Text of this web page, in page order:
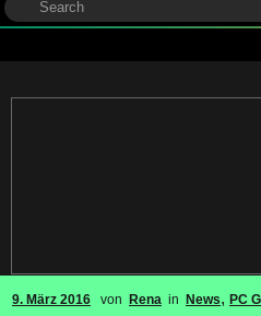
9. März 2016 von Rena in News, PC